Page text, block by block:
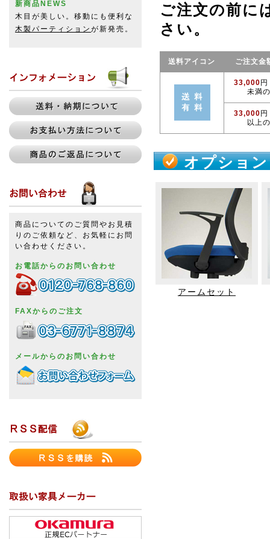
新商品NEWS
木目が美しい。移動にも便利な
木製パーティション が新発売。
商品についてのご質問やお見積
りのご依頼など、お気軽にお問
い合わせください。
お電話からのお問い合わせ
FAXからのご注文
メールからのお問い合わせ
ご注文の前に
さい。
送料アイコン ご注文金
33,000
未満
33,000
以上
オプショ
アームセット